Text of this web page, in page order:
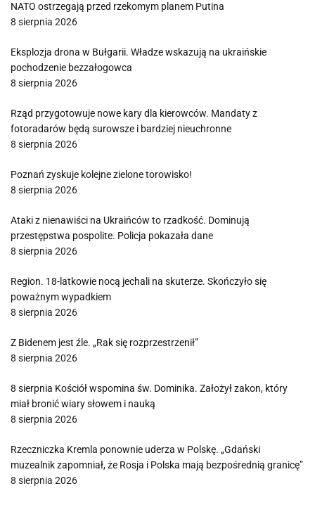
NATO ostrzegają przed rzekomym planem Putina
8 sierpnia 2026
Eksplozja drona w Bułgarii. Władze wskazują na ukraińskie
pochodzenie bezzałogowca
8 sierpnia 2026
Rząd przygotowuje nowe kary dla kierowców. Mandaty z
fotoradarów będą surowsze i bardziej nieuchronne
8 sierpnia 2026
Poznań zyskuje kolejne zielone torowisko!
8 sierpnia 2026
Ataki z nienawiści na Ukraińców to rzadkość. Dominują
przestępstwa pospolite. Policja pokazała dane
8 sierpnia 2026
Region. 18-latkowie nocą jechali na skuterze. Skończyło się
poważnym wypadkiem
8 sierpnia 2026
Z Bidenem jest źle. „Rak się rozprzestrzenił”
8 sierpnia 2026
8 sierpnia Kościół wspomina św. Dominika. Założył zakon, który
miał bronić wiary słowem i nauką
8 sierpnia 2026
Rzeczniczka Kremla ponownie uderza w Polskę. „Gdański
muzealnik zapomniał, że Rosja i Polska mają bezpośrednią granicę”
8 sierpnia 2026